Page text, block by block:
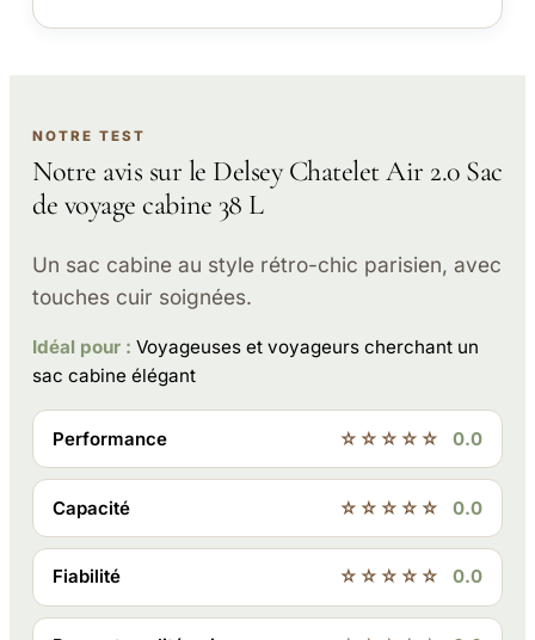
NOTRE TEST
Notre avis sur le Delsey Chatelet Air 2.0 Sac
de voyage cabine 38 L
Un sac cabine au style rétro-chic parisien, avec
touches cuir soignées.
Idéal pour : Voyageuses et voyageurs cherchant un
sac cabine élégant
Performance ☆☆☆☆☆ 0.0
Capacité ☆☆☆☆☆ 0.0
Fiabilité ☆☆☆☆☆ 0.0